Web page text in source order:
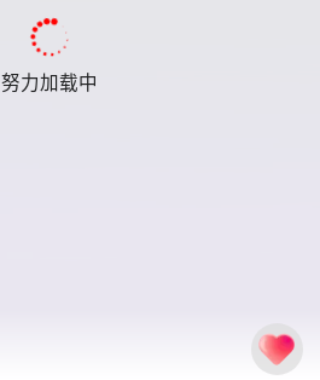
努力加载中